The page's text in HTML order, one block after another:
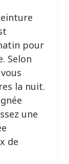
pour
Selon
la nuit.
une
de